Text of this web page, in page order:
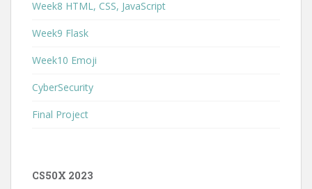
Week8 HTML, CSS, JavaScript
Week9 Flask
Week10 Emoji
CyberSecurity
Final Project
CS50X 2023